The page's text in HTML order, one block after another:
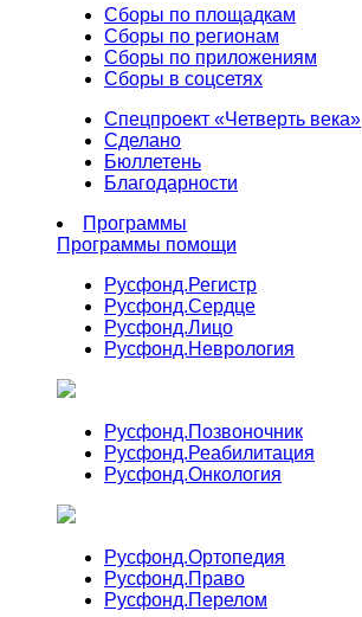
Сборы по площадкам
Сборы по регионам
Сборы по приложениям
Сборы в соцсетях
Спецпроект «Четверть века»
Сделано
Бюллетень
Благодарности
Программы
Программы помощи
Русфонд.Регистр
Русфонд.Сердце
Русфонд.Лицо
Русфонд.Неврология
Русфонд.Позвоночник
Русфонд.Реабилитация
Русфонд.Онкология
Русфонд.Ортопедия
Русфонд.Право
Русфонд.Перелом